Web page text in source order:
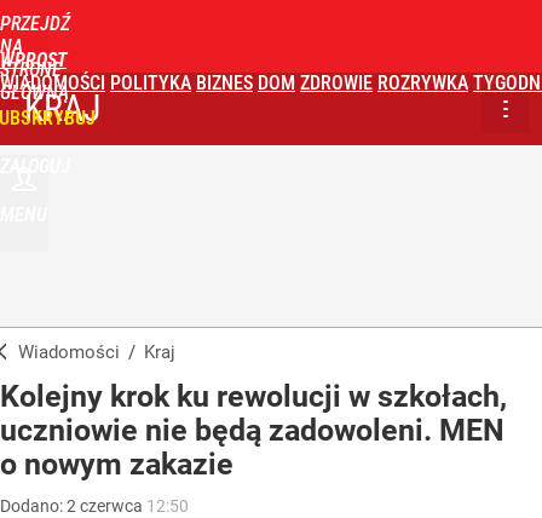
PRZEJDŹ
NA
STRONĘ
GŁÓWNĄ
WPROST
WIADOMOŚCI POLITYKA BIZNES DOM ZDROWIE ROZRYWKA
KRAJ
Wiadomości / Kraj
Kolejny krok ku rewolucji w szkołach,
uczniowie nie będą zadowoleni. MEN
o nowym zakazie
Dodano:2 czerwca 12:50